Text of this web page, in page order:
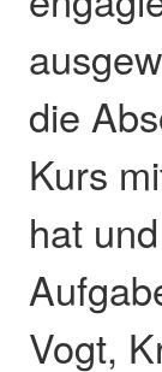
die
Kurs
hat
Vogt,